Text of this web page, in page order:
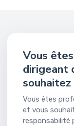
Vous
dirigeant
souhaitez
Vous êtes
et vous
responsabilité